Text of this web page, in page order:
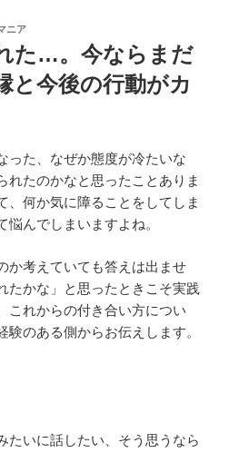
ニア
た…。今ならまだ
と今後の行動がカ
った、なぜか態度が冷たいな
れたのかなと思ったことありま
、何か気に障ることをしてしま
悩んでしまいますよね。
か考えていても答えは出ませ
たかな」と思ったときこそ実践
これからの付き合い方につい
のある側からお伝えします。
たいに話したい、そう思うなら